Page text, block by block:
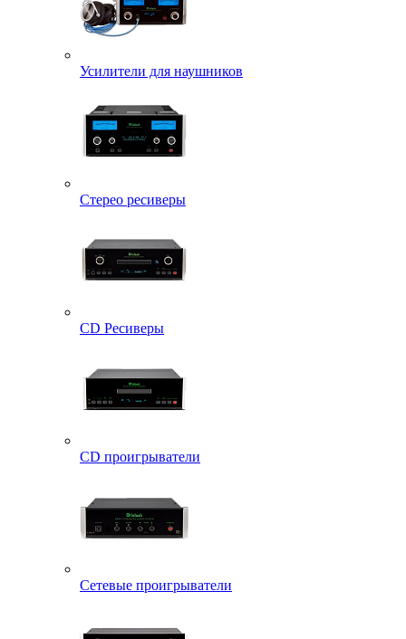
Усилители для наушников
Стерео ресиверы
CD Ресиверы
CD проигрыватели
Сетевые проигрыватели